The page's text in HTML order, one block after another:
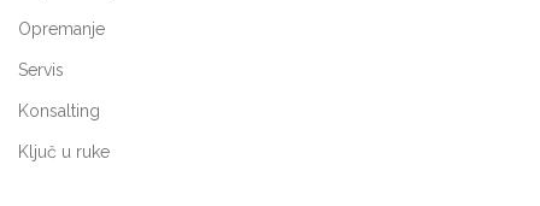
Opremanje
Servis
Konsalting
Ključ u ruke